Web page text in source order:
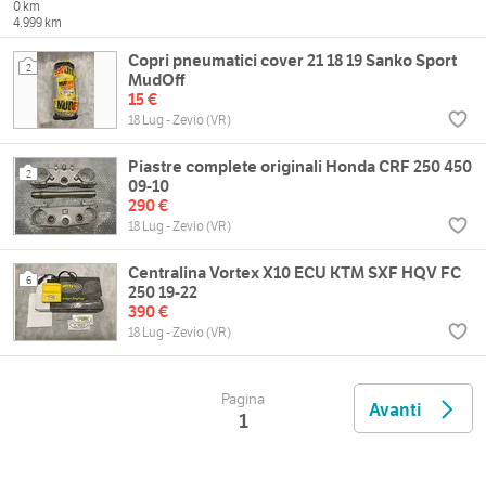
0 km
4.999 km
2
Copri pneumatici cover 21 18 19 Sanko Sport
MudOff
15 €
18 Lug - Zevio (VR)
2
Piastre complete originali Honda CRF 250 450
09-10
290 €
18 Lug - Zevio (VR)
6
Centralina Vortex X10 ECU KTM SXF HQV FC
250 19-22
390 €
18 Lug - Zevio (VR)
Pagina
1 Avanti